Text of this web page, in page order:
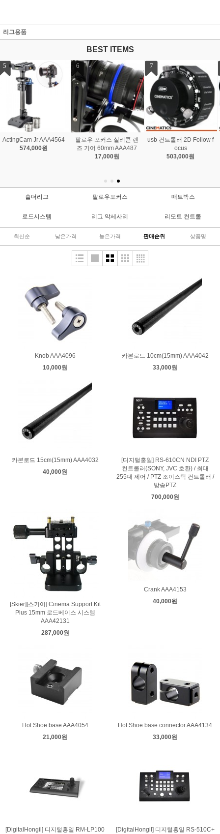
리그용품
BEST ITEMS
usb 컨트롤러 2D Follow f
ocus
Master Kit
2,236,000원
숄더리그 팔로우포커스 매트박스
로드시스템 리그 악세사리 리모트 컨트롤
최신순 낮은가격 높은가격 판매순위 상품명
Knob AAA4096
10,000원
카본로드 10cm(15mm) AAA4042
33,000원
카본로드 15cm(15mm) AAA4032
40,000원
[디지털홍일] RS-610CN NDI PTZ
컨트롤러(SONY, JVC 호환) / 최대
255대 제어 / PTZ 조이스틱 컨트롤러 /
방송PTZ
700,000원
[Skier][스키어] Cinema Support Kit
Plus 15mm 로드베이스 시스템
AAA42131
287,000원
Crank AAA4153
40,000원
Hot Shoe base AAA4054
21,000원
Hot Shoe base connector AAA4134
33,000원
[DigitalHongil] 디지털홍일 RM-LP100
[DigitalHongil] 디지털홍일 RS-510C+